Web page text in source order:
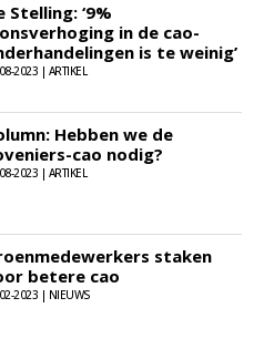
Stelling: ‘9%
in de cao-
is te weinig’
2023 | ARTIKEL
Hebben we de
cao nodig?
2023 | ARTIKEL
staken
betere cao
2023 | NIEUWS